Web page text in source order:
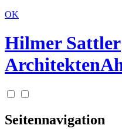
OK
Hilmer Sattler
Architekten
Seitennavigation